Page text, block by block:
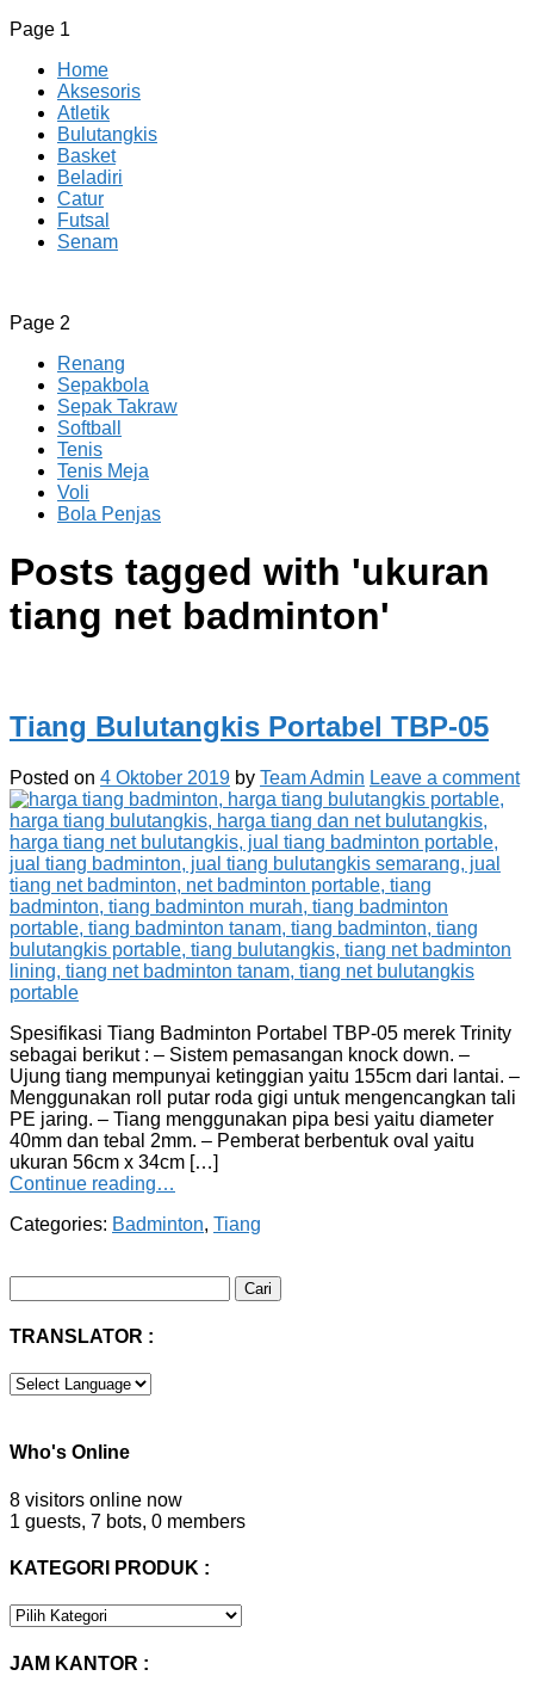
Page 1
Home
Aksesoris
Atletik
Bulutangkis
Basket
Beladiri
Catur
Futsal
Senam
CV JAYA BERSAMA Co Id
Menyediakan Semua Perlengkapan Olahraga Yang
Page 2
Renang
Sepakbola
Sepak Takraw
Softball
Tenis
Tenis Meja
Voli
Bola Penjas
Posts tagged with 'ukuran
tiang net badminton'
Tiang Bulutangkis Portabel TBP-05
Posted on 4 Oktober 2019 by Team Admin Leave a comment
Spesifikasi Tiang Badminton Portabel TBP-05 merek Trinity
sebagai berikut : – Sistem pemasangan knock down. –
Ujung tiang mempunyai ketinggian yaitu 155cm dari lantai. –
Menggunakan roll putar roda gigi untuk mengencangkan tali
PE jaring. – Tiang menggunakan pipa besi yaitu diameter
40mm dan tebal 2mm. – Pemberat berbentuk oval yaitu
ukuran 56cm x 34cm […]
Continue reading…
Categories: Badminton, Tiang
untuk:
TRANSLATOR :
Who's Online
8 visitors online now
1 guests, 7 bots, 0 members
KATEGORI PRODUK :
KATEGORI
JAM KANTOR :